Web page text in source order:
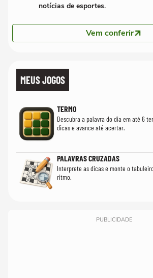
notícias de esportes.
Vem conferir
MEUS JOGOS
TERMO
Descubra a palavra do dia em até 6
dicas e avance até acertar.
PALAVRAS CRUZADAS
Interprete as dicas e monte o
ritmo.
PUBLICIDADE